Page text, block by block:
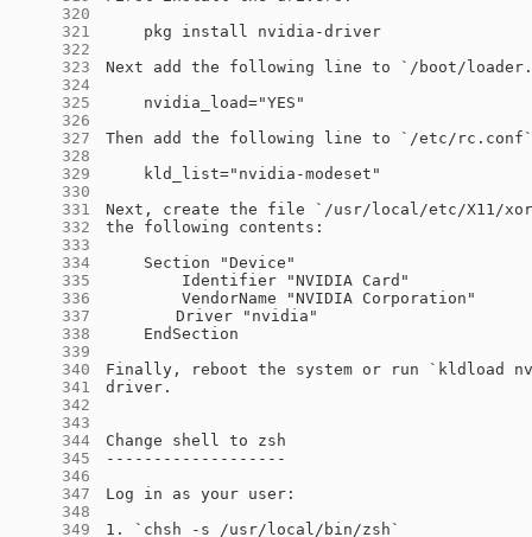
    320
    321
    322
    323
    324
    325
    326
    327
    328
    329
    330
    331
    332
    333
    334
    335
    336
    337
    338
    339
    340
    341
    342
    343
    344
    345
    346
    347
    348
    349